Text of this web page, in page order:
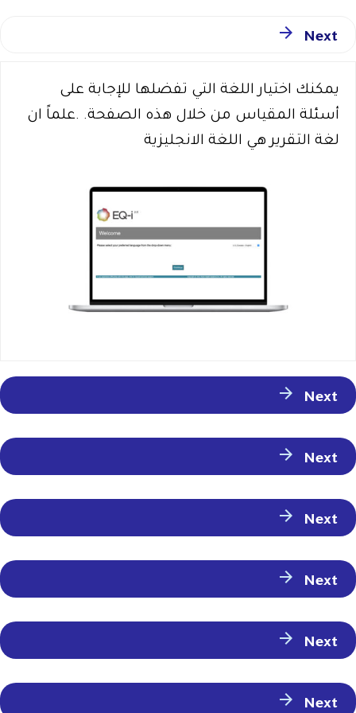
Next
يمكنك اختيار اللغة التي تفضلها للإجابة على
أسئلة المقياس من خلال هذه الصفحة. .علماً ان
لغة التقرير هي اللغة الانجليزية
Next
Next
Next
Next
Next
Next